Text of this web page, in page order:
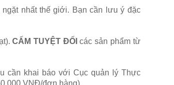
nhất thế giới. Bạn cần lưu ý đặc
CẤM TUYỆT ĐỐI các sản phẩm từ
cần khai báo với Cục quản lý Thực
VNĐ/đơn hàng).